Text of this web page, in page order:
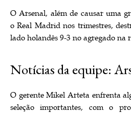
O Arsenal, além de causar uma
o Real Madrid nos trimestres,
lado holandês 9-3 no agregado na
Notícias da equipe:
O gerente Mikel Arteta enfrenta
seleção importantes, com o